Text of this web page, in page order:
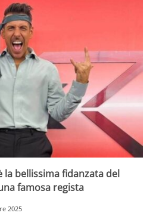
la bellissima fidanzata del
famosa regista
2025